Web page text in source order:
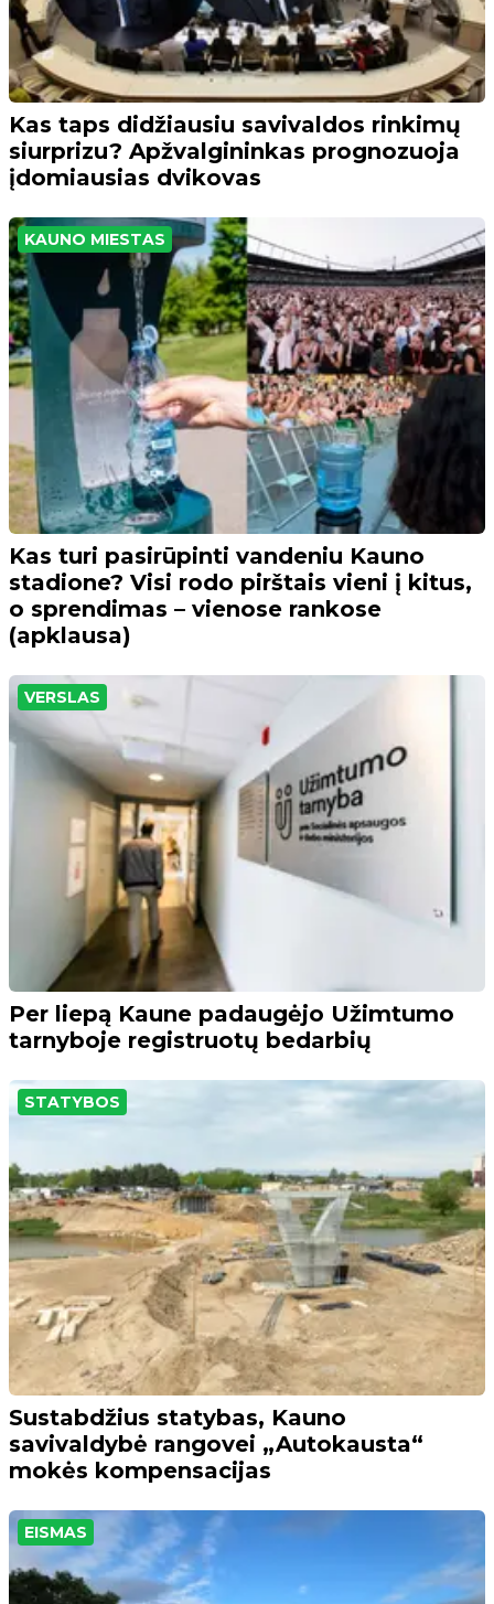
Kas taps didžiausiu savivaldos rinkimų
siurprizu? Apžvalgininkas prognozuoja
įdomiausias dvikovas
KAUNO MIESTAS
Kas turi pasirūpinti vandeniu Kauno
stadione? Visi rodo pirštais vieni į kitus,
o sprendimas – vienose rankose
(apklausa)
VERSLAS
Per liepą Kaune padaugėjo Užimtumo
tarnyboje registruotų bedarbių
STATYBOS
Sustabdžius statybas, Kauno
savivaldybė rangovei „Autokausta“
mokės kompensacijas
EISMAS